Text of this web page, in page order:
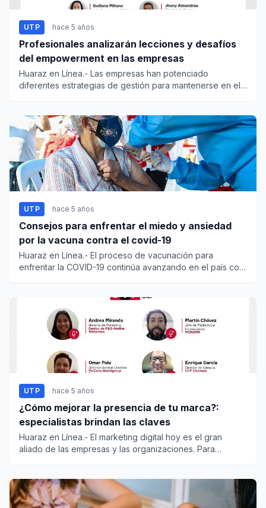
UTP hace 5 años
Profesionales analizarán lecciones y desafíos
del empowerment en las empresas
Huaraz en Línea.- Las empresas han potenciado
diferentes estrategias de gestión para mantenerse en el
UTP hace 5 años
Consejos para enfrentar el miedo y ansiedad
por la vacuna contra el covid-19
Huaraz en Línea.- El proceso de vacunación para
enfrentar la COVID-19 continúa avanzando en el país con
UTP hace 5 años
¿Cómo mejorar la presencia de tu marca?:
especialistas brindan las claves
Huaraz en Línea.- El marketing digital hoy es el gran
aliado de las empresas y las organizaciones. Para